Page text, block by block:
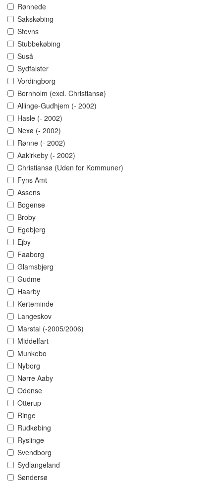
Rønnede
Sakskøbing
Stevns
Stubbekøbing
Suså
Sydfalster
Vordingborg
Bornholm (excl. Christiansø)
Allinge-Gudhjem (- 2002)
Hasle (- 2002)
Nexø (- 2002)
Rønne (- 2002)
Aakirkeby (- 2002)
Christiansø (Uden for Kommuner)
Fyns Amt
Assens
Bogense
Broby
Egebjerg
Ejby
Faaborg
Glamsbjerg
Gudme
Haarby
Kerteminde
Langeskov
Marstal (-2005/2006)
Middelfart
Munkebo
Nyborg
Nørre Aaby
Odense
Otterup
Ringe
Rudkøbing
Ryslinge
Svendborg
Sydlangeland
Søndersø